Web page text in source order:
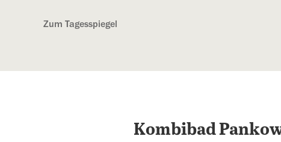
Zum Tagesspiegel
Kombibad